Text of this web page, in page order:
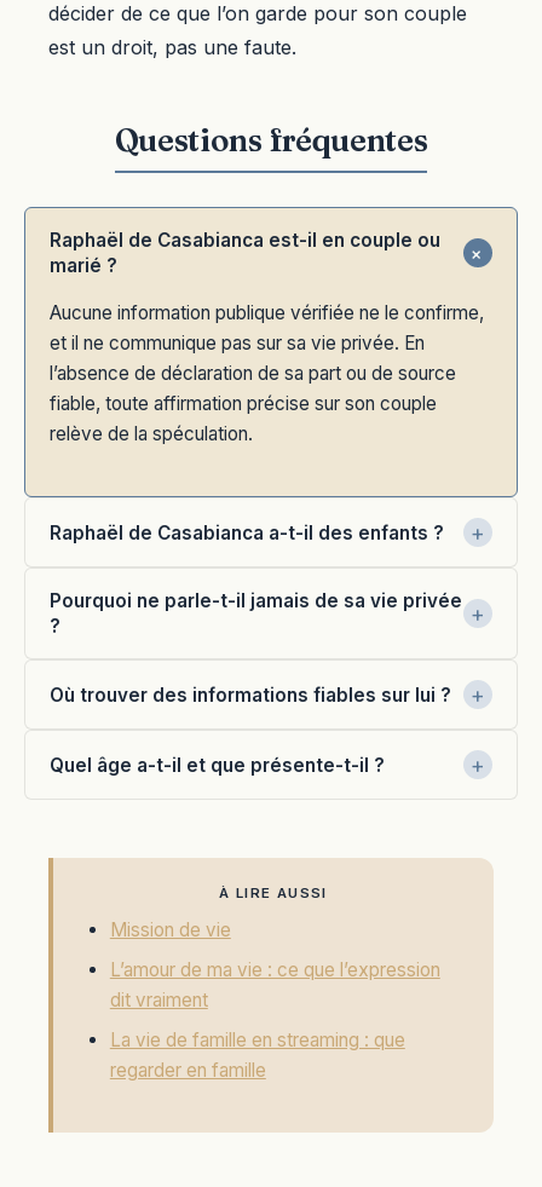
décider de ce que l’on garde pour son couple
est un droit, pas une faute.
Raphaël de Casabianca est-il en couple ou
marié ?
Aucune information publique vérifiée ne le confirme,
et il ne communique pas sur sa vie privée. En
l’absence de déclaration de sa part ou de source
fiable, toute affirmation précise sur son couple
relève de la spéculation.
Raphaël de Casabianca a-t-il des enfants ?
Pourquoi ne parle-t-il jamais de sa vie privée
?
Où trouver des informations fiables sur lui ?
Quel âge a-t-il et que présente-t-il ?
À LIRE AUSSI
Mission de vie
L’amour de ma vie : ce que l’expression
dit vraiment
La vie de famille en streaming : que
regarder en famille